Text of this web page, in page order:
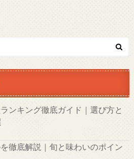
ンキング徹底ガイド｜選び方と
徹底解説｜旬と味わいのポイン